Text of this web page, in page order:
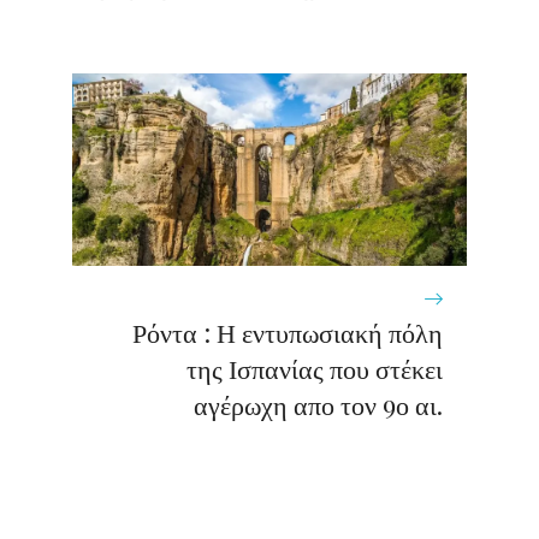
Ρόντα : Η εντυπωσιακή πόλη
της Ισπανίας που στέκει
αγέρωχη απο τον 9ο αι.